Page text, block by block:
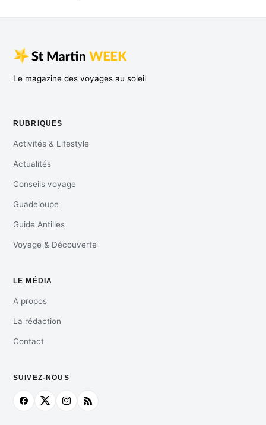
Le magazine des voyages au soleil
RUBRIQUES
Activités & Lifestyle
Actualités
Conseils voyage
Guadeloupe
Guide Antilles
Voyage & Découverte
LE MÉDIA
A propos
La rédaction
Contact
SUIVEZ-NOUS